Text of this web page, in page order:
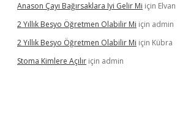
Anason Çayı Bağırsaklara Iyi Gelir Mi için Elvan
2 Yıllık Besyo Öğretmen Olabilir Mi için admin
2 Yıllık Besyo Öğretmen Olabilir Mi için Kübra
Stoma Kimlere Açılır için admin